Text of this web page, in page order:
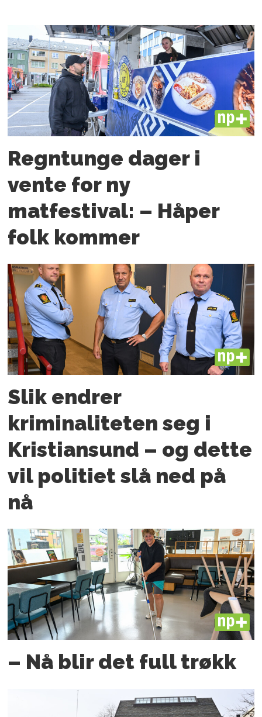
PLUS
Regntunge dager i
vente for ny
matfestival: – Håper
folk kommer
PLUS
Slik endrer
kriminaliteten seg i
Kristiansund – og dette
vil politiet slå ned på
nå
PLUS
– Nå blir det full trøkk